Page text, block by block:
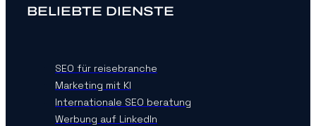
BELIEBTE DIENSTE
SEO für reisebranche
Marketing mit KI
Internationale SEO beratung
Werbung auf LinkedIn